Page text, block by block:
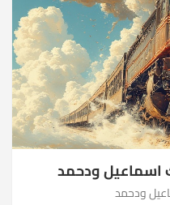
اسماعيل ودحمد
ودحمد